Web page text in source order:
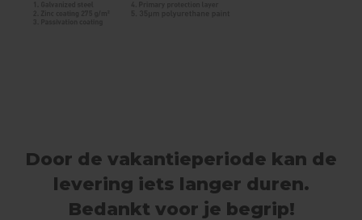
Door de vakantieperiode kan de
levering iets langer duren.
Bedankt voor je begrip!